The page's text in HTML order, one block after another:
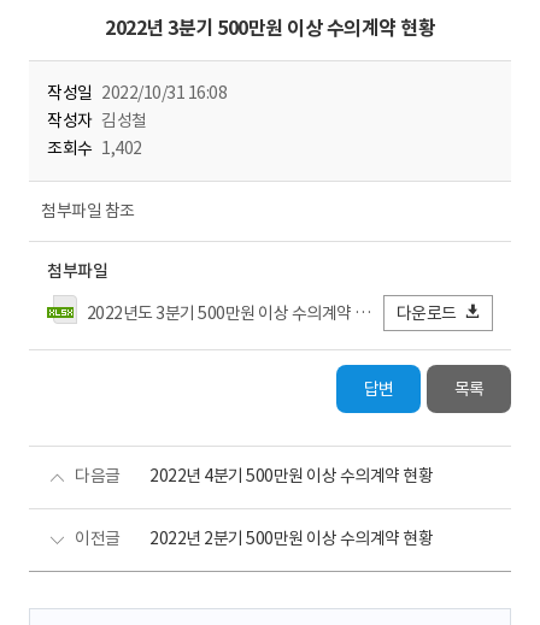
2022년 3분기 500만원 이상 수의계약 현황
작성일 2022/10/31 16:08
작성자 김성철
조회수 1,402
첨부파일 참조
첨부파일
2022년도 3분기 500만원 이상 수의계약 현황.xlsx
다운로드
답변 목록
다음글 2022년 4분기 500만원 이상 수의계약 현황
이전글 2022년 2분기 500만원 이상 수의계약 현황